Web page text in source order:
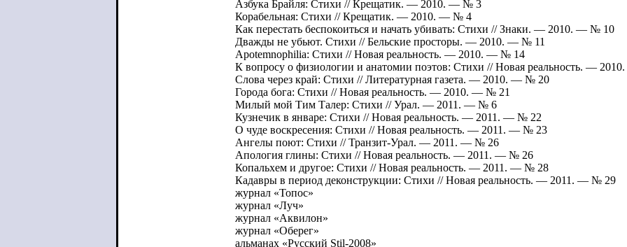
Азбука Брайля: Стихи // Крещатик. — 2010. — № 3
Корабельная: Стихи // Крещатик. — 2010. — № 4
Как перестать беспокоиться и начать убивать: Стихи // Знаки. — 2010. — № 10
Дважды не убьют. Стихи // Бельские просторы. — 2010. — № 11
Apotemnophilia: Стихи // Новая реальность. — 2010. — № 14
К вопросу о физиологии и анатомии поэтов: Стихи // Новая реальность. —
Слова через край: Стихи // Литературная газета. — 2010. — № 20
Города бога: Стихи // Новая реальность. — 2010. — № 21
Милый мой Тим Талер: Стихи // Урал. — 2011. — № 6
Кузнечик в январе: Стихи // Новая реальность. — 2011. — № 22
О чуде воскресения: Стихи // Новая реальность. — 2011. — № 23
Ангелы поют: Стихи // Транзит-Урал. — 2011. — № 26
Апология глины: Стихи // Новая реальность. — 2011. — № 26
Копальхем и другое: Стихи // Новая реальность. — 2011. — № 28
Кадавры в период деконструкции: Стихи // Новая реальность. — 2011. — № 29
журнал «Топос»
журнал «Луч»
журнал «Аквилон»
журнал «Оберег»
альманах «Русский Stil-2008»